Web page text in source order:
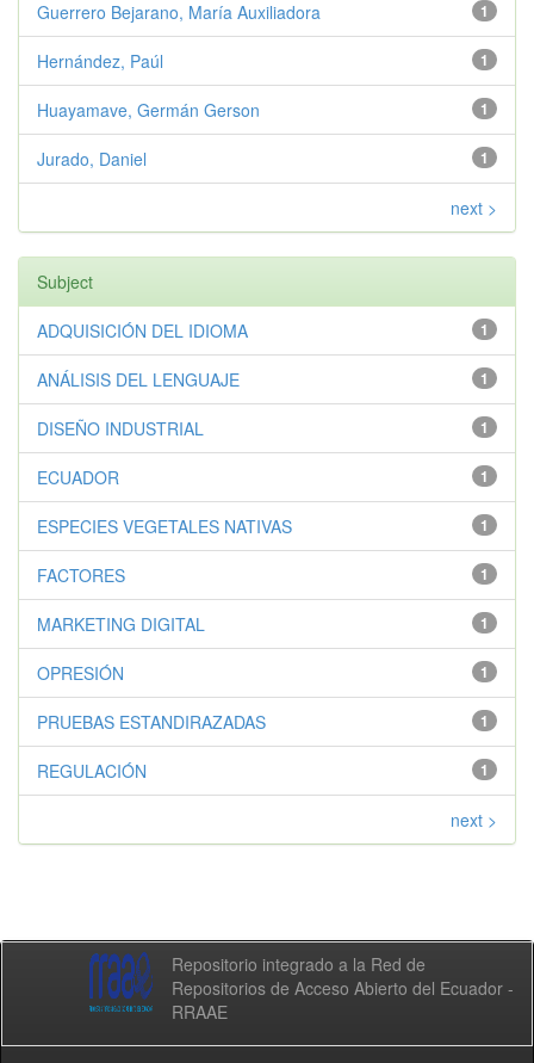
1
Guerrero Bejarano, María Auxiliadora
1
Hernández, Paúl
1
Huayamave, Germán Gerson
1
Jurado, Daniel
next >
Subject
1
ADQUISICIÓN DEL IDIOMA
1
ANÁLISIS DEL LENGUAJE
1
DISEÑO INDUSTRIAL
1
ECUADOR
1
ESPECIES VEGETALES NATIVAS
1
FACTORES
1
MARKETING DIGITAL
1
OPRESIÓN
1
PRUEBAS ESTANDIRAZADAS
1
REGULACIÓN
next >
Repositorio integrado a la Red de
Repositorios de Acceso Abierto del Ecuador -
RRAAE